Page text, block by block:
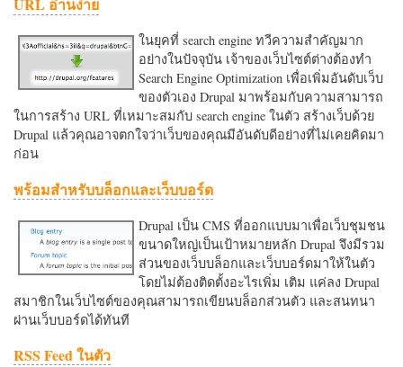
ในยุคที่ search engine ทวีความสำคัญมาก
อย่างในปัจจุบัน เจ้าของเว็บไซต์ต่างต้องทำ
Search Engine Optimization เพื่อเพิ่มอันดับเว็บ
ของตัวเอง Drupal มาพร้อมกับความสามารถ
ในการสร้าง URL ที่เหมาะสมกับ search engine ในตัว สร้างเว็บด้วย
Drupal แล้วคุณอาจตกใจว่าเว็บของคุณมีอันดับดีอย่างที่ไม่เคยคิดมา
ก่อน
พร้อมสำหรับบล็อกและเว็บบอร์ด
Drupal เป็น CMS ที่ออกแบบมาเพื่อเว็บชุมชน
ขนาดใหญ่เป็นเป้าหมายหลัก Drupal จึงมีรวม
ส่วนของเว็บบล็อกและเว็บบอร์ดมาให้ในตัว
โดยไม่ต้องติดตั้งอะไรเพิ่ม เติม แค่ลง Drupal
สมาชิกในเว็บไซต์ของคุณสามารถเขียนบล็อกส่วนตัว และสนทนา
ผ่านเว็บบอร์ดได้ทันที
RSS Feed ในตัว